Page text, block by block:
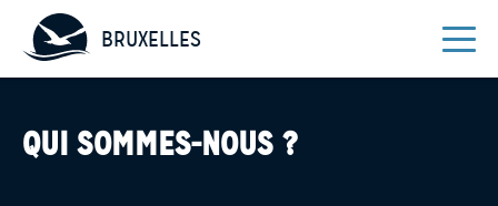
BRUXELLES
QUI SOMMES-NOUS ?